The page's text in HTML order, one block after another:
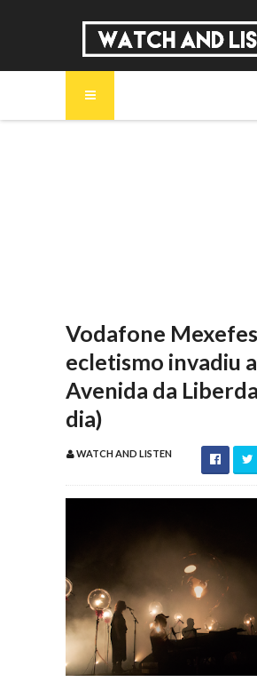
Vodafone
ecletismo invadiu a
Avenida da
dia)
WATCH AND LISTEN